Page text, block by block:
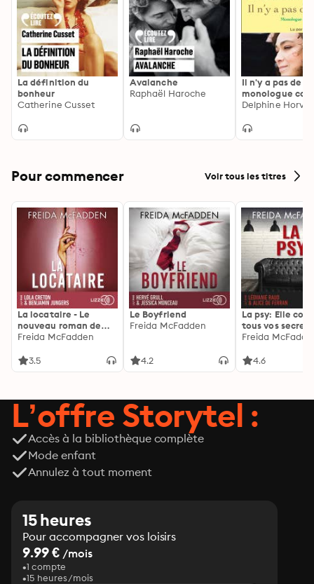
La définition du
bonheur
Catherine Cusset
Avalanche
Raphaël Haroche
Il n'y a pas de
monologue
l'identité
Delphine
Pour commencer Voir tous les titres
La locataire - Le
nouveau roman de
l'autrice de La femme
Freida McFadden
3.5
Le Boyfriend
Freida McFadden
4.2
La psy: Elle
tous vos
découvrez les
Freida
4.6
L’offre Storytel :
Accès à la bibliothèque complète
Mode enfant
Annulez à tout moment
15 heures
Pour accompagner vos loisirs
9.99 € /mois
1 compte
15 heures/mois